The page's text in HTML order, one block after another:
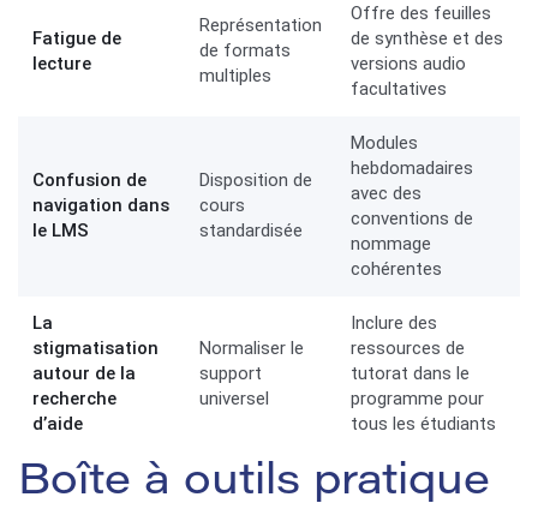
Fatigue de
lecture
Représentation
de formats
multiples
Offre des feuilles
de synthèse et des
versions audio
facultatives
Confusion de
navigation dans
le LMS
Disposition de
cours
standardisée
Modules
hebdomadaires
avec des
conventions de
nommage
cohérentes
La
stigmatisation
autour de la
recherche
d’aide
Normaliser le
support
universel
Inclure des
ressources de
tutorat dans le
programme pour
tous les étudiants
Boîte à outils pratique